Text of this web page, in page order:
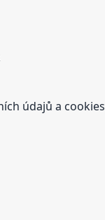
údajů a cookies